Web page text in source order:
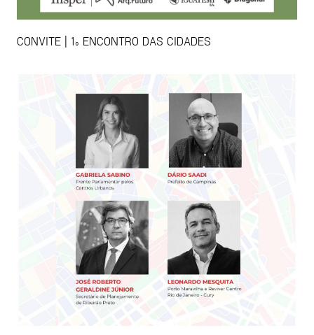
CONVITE | 1º ENCONTRO DAS CIDADES